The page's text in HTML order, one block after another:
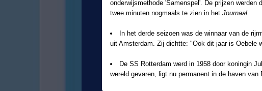
onderwijsmethode 'Samenspel'. De prijzen
twee minuten nogmaals te zien in het Journaal.
In het derde seizoen was de winnaar van de
uit Amsterdam. Zij dichtte: "Ook dit jaar is Oebele
De SS Rotterdam werd in 1958 door koningin
wereld gevaren, ligt nu permanent in de haven